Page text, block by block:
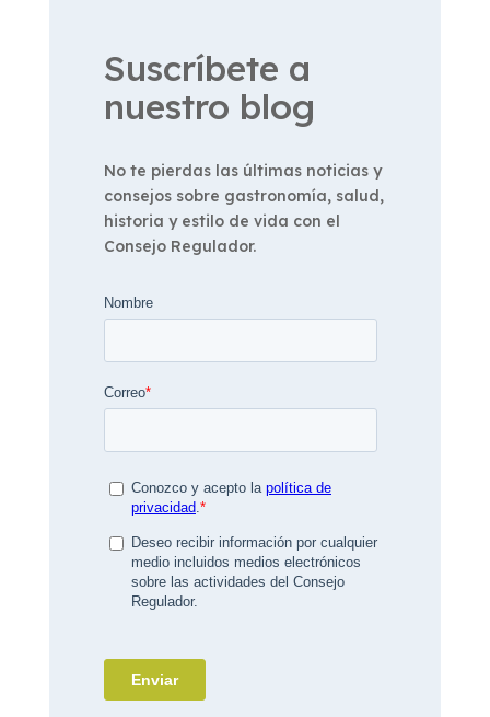
Suscríbete a
nuestro blog
No te pierdas las últimas noticias y
consejos sobre gastronomía, salud,
historia y estilo de vida con el
Consejo Regulador.